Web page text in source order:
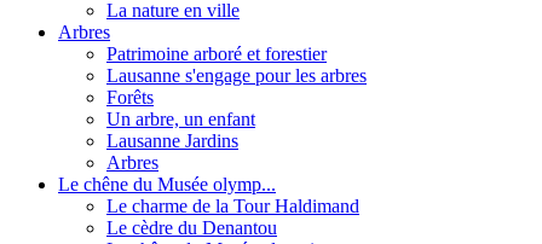
La nature en ville
Arbres
Patrimoine arboré et forestier
Lausanne s'engage pour les arbres
Forêts
Un arbre, un enfant
Lausanne Jardins
Arbres
Le chêne du Musée olymp...
Le charme de la Tour Haldimand
Le cèdre du Denantou